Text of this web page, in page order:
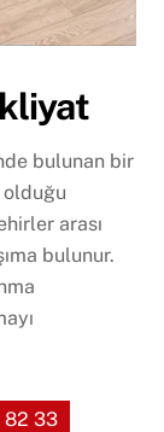
bulunan bir
olduğu
arası
bulunur.
82 33